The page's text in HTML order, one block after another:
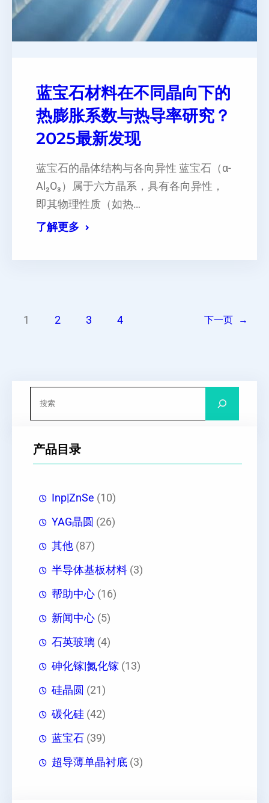
蓝宝石材料在不同晶向下的
热膨胀系数与热导率研究？
2025最新发现
蓝宝石的晶体结构与各向异性 蓝宝石（α-
Al₂O₃）属于六方晶系，具有各向异性，
即其物理性质（如热…
了解更多
1 2 3 4 下一页 →
产品目录
Inp|ZnSe (10)
YAG晶圆 (26)
其他 (87)
半导体基板材料 (3)
帮助中心 (16)
新闻中心 (5)
石英玻璃 (4)
砷化镓|氮化镓 (13)
硅晶圆 (21)
碳化硅 (42)
蓝宝石 (39)
超导薄单晶衬底 (3)